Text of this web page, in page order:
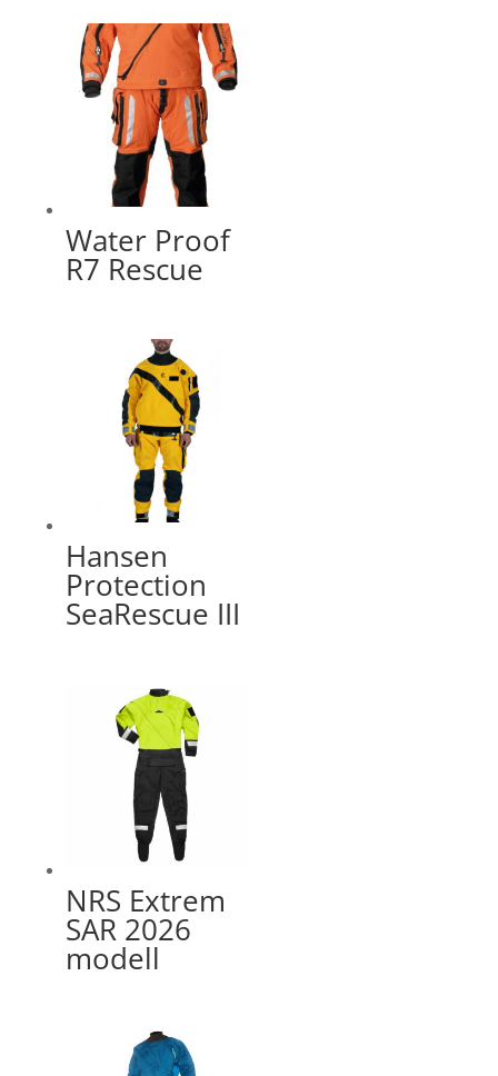
Water Proof
R7 Rescue
Hansen
Protection
SeaRescue III
NRS Extrem
SAR 2026
modell